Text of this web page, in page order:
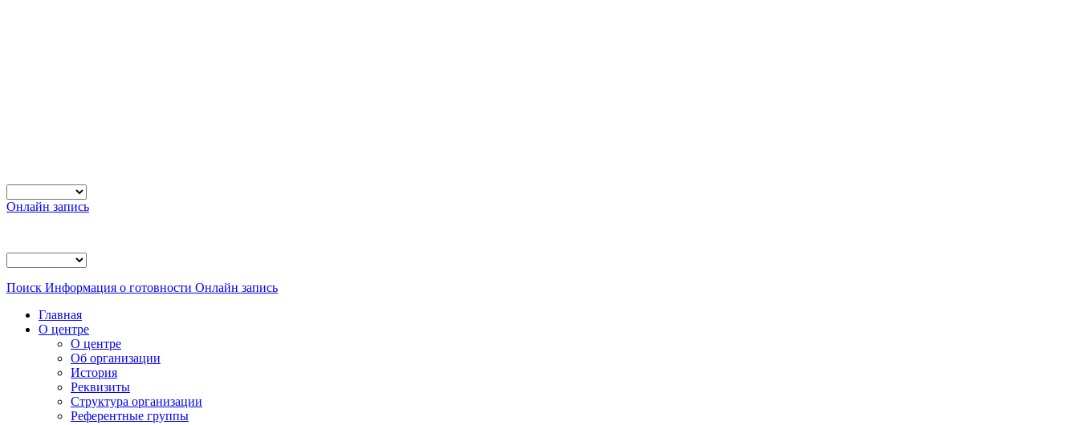
Онлайн запись
Поиск Информация о готовности Онлайн запись
Главная
О центре
О центре
Об организации
История
Реквизиты
Структура организации
Референтные группы